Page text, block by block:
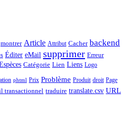
montrer Article Attribut Cacher backend
Éditer eMail supprimer Erreur
Catégorie Lien Liens Logo
phtml Prix Problème Produit droit Page
transactionnel traduire translate.csv URL